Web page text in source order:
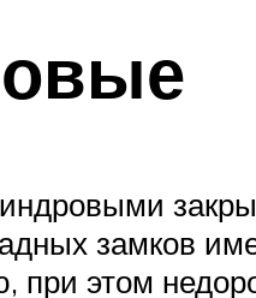
замков
при этом